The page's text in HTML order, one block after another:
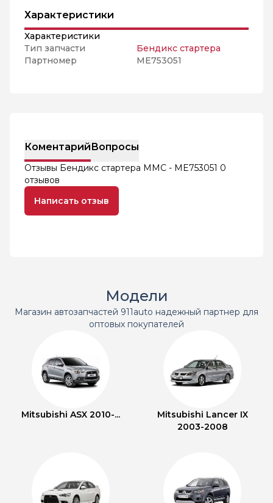
Характеристики
Характеристики
Тип запчасти
Бендикс стартера
Партномер
ME753051
КоментарийВопросы
Отзывы Бендикс стартера MMC - ME753051 0
отзывов
Написать отзыв
Модели
Магазин автозапчастей 911auto надежный партнер для
оптовых покупателей
Mitsubishi ASX 2010-...
Mitsubishi Lancer IX
2003-2008